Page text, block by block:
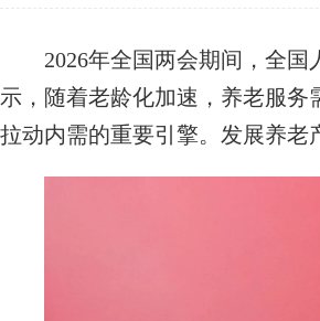
2026年全国两会期间，全国
示，随着老龄化加速，养老服
拉动内需的重要引擎。发展养